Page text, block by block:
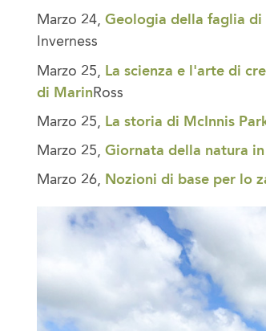
Marzo 24,Geologia della faglia di
Inverness
Marzo 25, La scienza e l'arte di
di Marin Ross
Marzo 25, La storia di McInnis
Marzo 25,Giornata della natura
Marzo 26, Nozioni di base per lo